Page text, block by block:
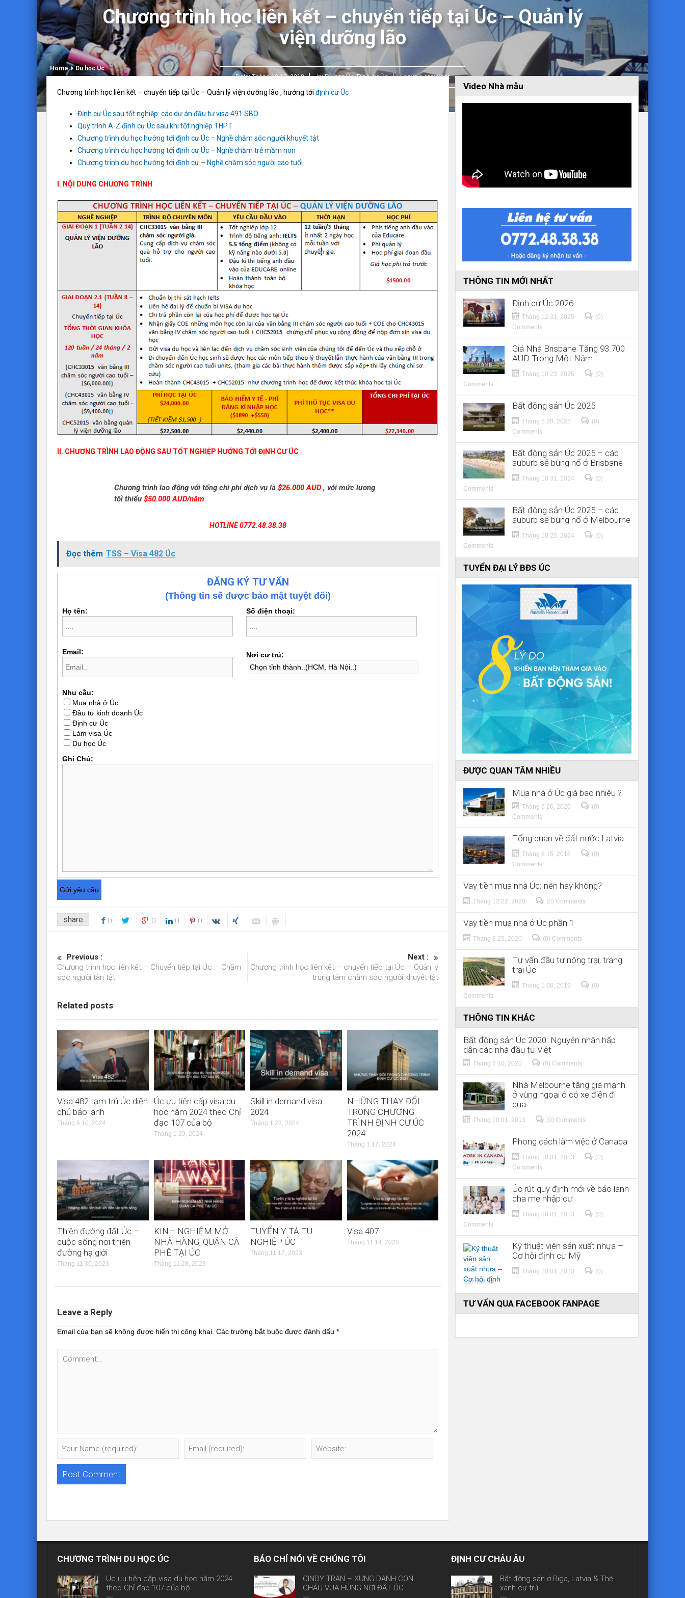
Chương trình học liên kết – chuyển tiếp tại Úc – Quản lý
viện dưỡng lão
Date:Tháng 10 15, 2018 in:Du học Úc,Định cư Úc Leave a comment
Home Du học Úc
Chương trình học liên kết – chuyển tiếp tại Úc – Quản lý viện dưỡng lão , hướng tới định cư Úc
Định cư Úc sau tốt nghiệp: các dự án đầu tư visa 491 SBO
Quy trình A-Z định cư Úc sau khi tốt nghiệp THPT
Chương trình du học hướng tới định cư Úc – Nghề chăm sóc người khuyết tật
Chương trình du học hướng tới định cư Úc – Nghề chăm trẻ mầm non
Chương trinh du học hướng tới định cư – Nghề chăm sóc người cao tuổi
I. NỘI DUNG CHƯƠNG TRÌNH
II. CHƯƠNG TRÌNH LAO ĐỘNG SAU TỐT NGHIỆP HƯỚNG TỚI ĐỊNH CƯ ÚC
Chương trình lao động với tổng chi phí dịch vụ là$26.000 AUD , với mức lương
tối thiểu$50.000 AUD/năm
HOTLINE 0772.48.38.38
Đọc thêm TSS – Visa 482 Úc
ĐĂNG KÝ TƯ VẤN
(Thông tin sẽ được bảo mật tuyệt đối)
Họ tên: Số điện thoại:
Email: Nơi cư trú:
Nhu cầu:
Mua nhà ở Úc
Đầu tư kinh doanh Úc
Định cư Úc
Làm visa Úc
Du học Úc
Ghi Chú:
share 0 0 0 0
Previous :
Chương trình học liên kết – Chuyển tiếp tại Úc – Chăm
sóc người tàn tật
Next :
Chương trình học liên kết – chuyển tiếp tại Úc – Quản lý
trung tâm chăm sóc người khuyết tật
Related posts
Visa 482 tạm trú Úc diện
chủ bảo lãnh
Tháng 6 10, 2024
Úc ưu tiên cấp visa du
học năm 2024 theo Chỉ
đạo 107 của bộ
Tháng 1 29, 2024
Skill in demand visa
2024
Tháng 1 23, 2024
NHỮNG THAY ĐỔI
TRONG CHƯƠNG
TRÌNH ĐỊNH CƯ ÚC
2024
Tháng 1 17, 2024
Thiên đường đất Úc –
cuộc sống nơi thiên
đường hạ giới
Tháng 11 30, 2023
KINH NGHIỆM MỞ
NHÀ HÀNG, QUÁN CÀ
PHÊ TẠI ÚC
Tháng 11 28, 2023
TUYỂN Y TÁ TU
NGHIỆP ÚC
Tháng 11 17, 2023
Visa 407
Tháng 11 14, 2023
Leave a Reply
Email của bạn sẽ không được hiển thị công khai. Các trường bắt buộc được đánh dấu *
Video Nhà mẫu
THÔNG TIN MỚI NHẤT
Định cư Úc 2026
Tháng 12 31, 2025
(0)
Comments
Giá Nhà Brisbane Tăng 93.700
AUD Trong Một Năm
Tháng 10 23, 2025
(0)
Comments
Bất động sản Úc 2025
Tháng 5 20, 2025
(0)
Comments
Bất động sản Úc 2025 – các
suburb sẽ bùng nổ ở Brisbane
Tháng 10 31, 2024
(0)
Comments
Bất động sản Úc 2025 – các
suburb sẽ bùng nổ ở Melbourne
Tháng 10 25, 2024
(0)
Comments
TUYỂN ĐẠI LÝ BĐS ÚC
ĐƯỢC QUAN TÂM NHIỀU
Mua nhà ở Úc giá bao nhiêu ?
Tháng 6 26, 2020
(0)
Comments
Tổng quan về đất nước Latvia
Tháng 6 15, 2018
(0)
Comments
Vay tiền mua nhà Úc: nên hay không?
Tháng 12 22, 2020 (0) Comments
Vay tiền mua nhà ở Úc phần 1
Tháng 8 25, 2020 (0) Comments
Tư vấn đầu tư nông trại, trang
trại Úc
Tháng 1 08, 2019
(0)
Comments
THÔNG TIN KHÁC
Bất động sản Úc 2020: Nguyên nhân hấp
dẫn các nhà đầu tư Việt
Tháng 7 10, 2020 (0) Comments
Nhà Melbourne tăng giá mạnh
ở vùng ngoại ô có xe điện đi
qua
Tháng 10 01, 2013 (0) Comments
Phong cách làm việc ở Canada
Tháng 10 01, 2013
(0)
Comments
Úc rút quy định mới về bảo lãnh
cha mẹ nhập cư
Tháng 10 01, 2013
(0)
Comments
Kỹ thuật viên sản xuất nhựa –
Cơ hội định cư Mỹ
Tháng 10 01, 2013
(0)
Comments
TƯ VẤN QUA FACEBOOK FANPAGE
CHƯƠNG TRÌNH DU HỌC ÚC
Úc ưu tiên cấp visa du học năm 2024
theo Chỉ đạo 107 của bộ
BÁO CHÍ NÓI VỀ CHÚNG TÔI
CINDY TRẦN – XỨNG DANH CON
CHÁU VUA HÙNG NƠI ĐẤT ÚC
ĐỊNH CƯ CHÂU ÂU
Bất động sản ở Riga, Latvia & Thẻ
xanh cư trú